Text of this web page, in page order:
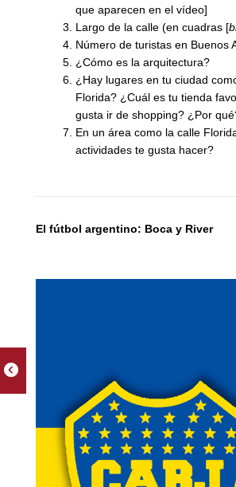
que aparecen en el vídeo]
Largo de la calle (en cuadras [
Número de turistas en Buenos
¿Cómo es la arquitectura?
¿Hay lugares en tu ciudad
Florida? ¿Cuál es tu tienda
gusta ir de shopping? ¿Por
En un área como la calle
actividades te gusta hacer?
El fútbol argentino: Boca y River